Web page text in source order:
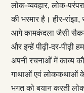
लोक-व्यवहार, लोक-
की भरमार है। हीर-रांझा,
आगे कामकंदला जैसी
और इन्हें पीढ़ी-दर-पीढ़ी
अपनी रचनाओं में काव्य
गाथाओं एवं लोककथाओं के
भगत को बयान करती